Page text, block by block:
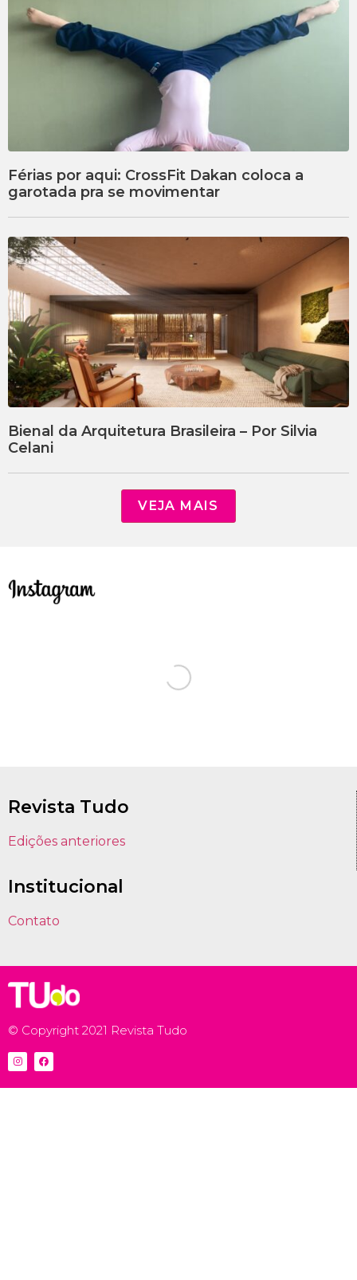
Férias por aqui: CrossFit Dakan coloca a
garotada pra se movimentar
Bienal da Arquitetura Brasileira – Por Silvia
Celani
VEJA MAIS
Revista Tudo
Edições anteriores
Institucional
Contato
© Copyright 2021 Revista Tudo